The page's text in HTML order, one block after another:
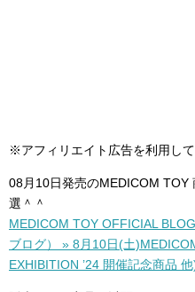
※アフィリエイト広告を利用して
08月10日発売のMEDICOM TOY
選＾＾
MEDICOM TOY OFFICIAL
ブログ） » 8月10日(土
EXHIBITION ’24 開催記念商品